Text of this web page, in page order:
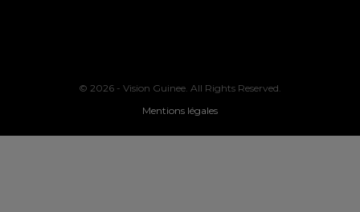
© 2026 - Vision Guinee. All Rights Reserved.
Mentions légales